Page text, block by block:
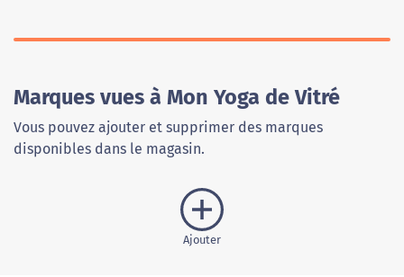
Marques vues à Mon Yoga de Vitré
Vous pouvez ajouter et supprimer des marques
disponibles dans le magasin.
Ajouter